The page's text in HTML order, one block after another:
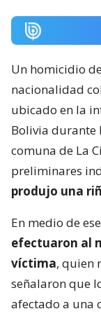
Un homicidio
nacionalidad
ubicado en la
Bolivia durante
comuna de La
preliminares
produjo una
En medio de
efectuaron al
víctima, quien
señalaron que
afectado a una